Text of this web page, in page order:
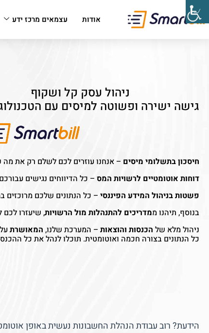
אודות עצמאים מרכז ידע
ניהול עסק קל ושקוף
גישה ישירה ופשוטה למיסים עם
חיסכון בתשלומי מיסים – אנחנו עוזרים לכם לשלם רק את מה
דוחות אוטומטיים לרשויות המס – כל הדיווחים נגישים
פשטות בניהול המידע הפיננסי – כל הנתונים שלכם מרוכזים
בנוסף, תיהנו ממדריכים להתנהלות מול הרשויות, שיעזרו
ניהול מלא של הכנסות והוצאות – המערכת שלנו, המאושרת
כל הנתונים בצורה חכמה ואוטומטית. תוכלו לנהל את כל
הידעת? רוב עבודת הנהלת החשבונות נעשית באופן